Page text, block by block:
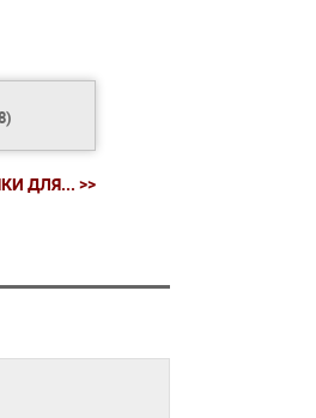
)
ДЛЯ... >>